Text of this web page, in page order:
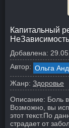
Капитальный
Добавлена:
Автор: Ольга
Жанр: Здоровье
Описание: Боль
Возможно, вы
этот текст.По
страдает от